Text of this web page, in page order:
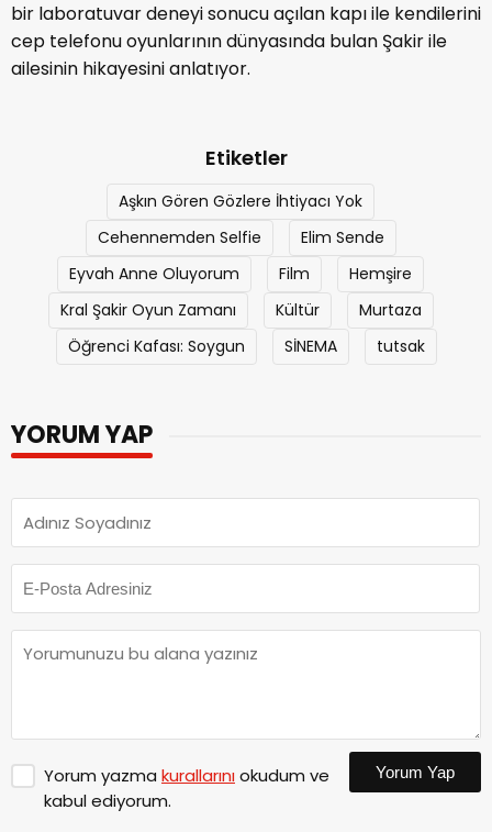
bir laboratuvar deneyi sonucu açılan kapı ile kendilerini
cep telefonu oyunlarının dünyasında bulan Şakir ile
ailesinin hikayesini anlatıyor.
Etiketler
Aşkın Gören Gözlere İhtiyacı Yok
Cehennemden Selfie
Elim Sende
Eyvah Anne Oluyorum
Film
Hemşire
Kral Şakir Oyun Zamanı
Kültür
Murtaza
Öğrenci Kafası: Soygun
SİNEMA tutsak
YORUM YAP
Yorum yazma kurallarınıokudum ve
kabul ediyorum.
Yorum Yap